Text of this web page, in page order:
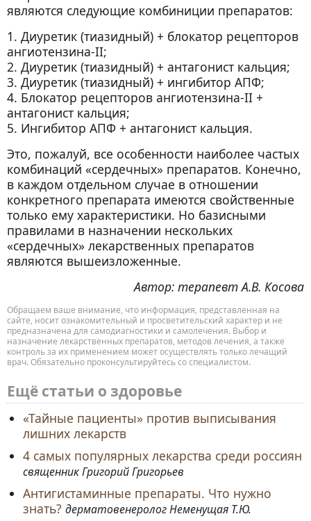
являются следующие комбиниции препаратов:
1. Диуретик (тиазидный) + блокатор рецепторов
ангиотензина-II;
2. Диуретик (тиазидный) + антагонист кальция;
3. Диуретик (тиазидный) + ингибитор АПФ;
4. Блокатор рецепторов ангиотензина-II +
антагонист кальция;
5. Ингибитор АПФ + антагонист кальция.
Это, пожалуй, все особенности наиболее частых
комбинаций «сердечных» препаратов. Конечно,
в каждом отдельном случае в отношении
конкретного препарата имеются свойственные
только ему характеристики. Но базисными
правилами в назначении нескольких
«сердечных» лекарственных препаратов
являются вышеизложенные.
Автор: терапевт А.В. Косова
Обращаем ваше внимание, что информация, представленная на
сайте, носит ознакомительный и просветительский характер и не
предназначена для самодиагностики и самолечения. Выбор и
назначение лекарственных препаратов, методов лечения, а также
контроль за их применением может осуществлять только лечащий
врач. Обязательно проконсультируйтесь со специалистом.
Ещё статьи о здоровье
«Тайные пациенты» против выписывания
лишних лекарств
4 самых популярных лекарства среди россиян
священник Григорий Григорьев
Антигистаминные препараты. Что нужно
знать? дерматовенеролог Неменущая Т.Ю.